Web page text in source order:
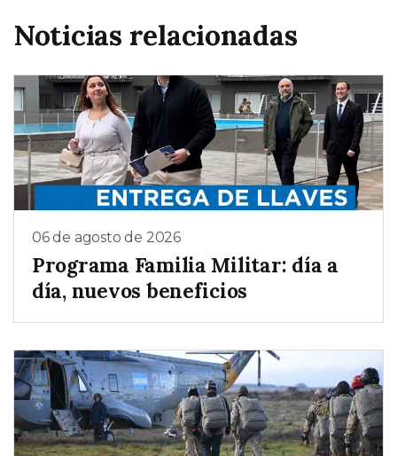
Noticias relacionadas
06 de agosto de 2026
Programa Familia Militar: día a
día, nuevos beneficios